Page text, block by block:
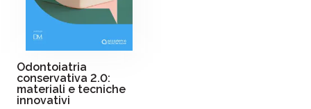
Odontoiatria
conservativa 2.0:
materiali e tecniche
innovativi